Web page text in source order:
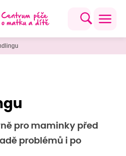
pro maminky před
problémů i po